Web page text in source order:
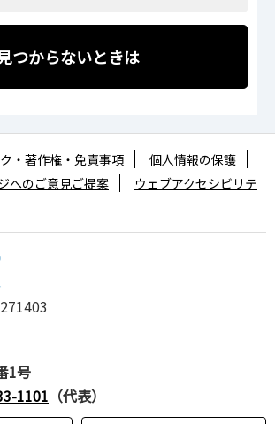
つからないときは
1号
1101 （代表）
・著作権・免責事項
個人情報の保護
へのご意見ご提案
ウェブアクセシビリテ